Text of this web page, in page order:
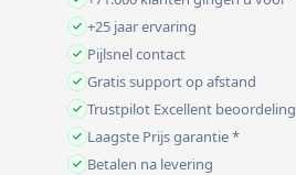
+25 jaar ervaring
Pijlsnel contact
Gratis support op afstand
Trustpilot Excellent beoordeling
Laagste Prijs garantie *
Betalen na levering